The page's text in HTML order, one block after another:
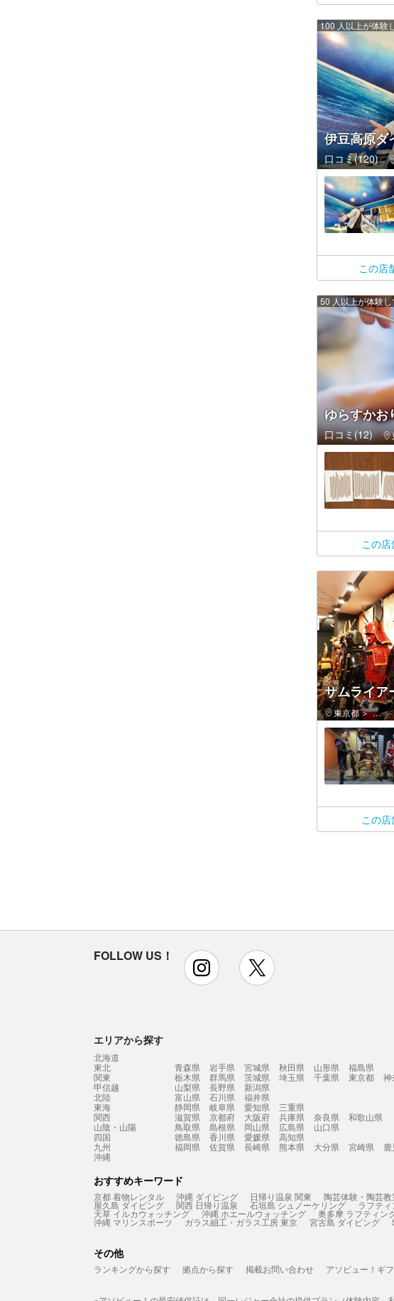
伊豆高原ダ
口コミ(120)
100 人以上が体験
この店
ゆらすかお
口コミ(12)
50 人以上が体験し
この
サムライア
東京都 渋谷
この
FOLLOW US！ instagram
エリアから探す
北海道
東北
青森県 岩手県 宮城県 秋田県 山形県
福島県
関東
栃木県 群馬県 茨城県 埼玉県 千葉県 東京都
神
甲信越
山梨県 長野県
新潟県
北陸
富山県 石川県
福井県
東海
静岡県 岐阜県 愛知県
三重県
関西
滋賀県 京都府 大阪府 兵庫県 奈良県
和歌山県
山陰・山陽
鳥取県 島根県 岡山県 広島県
山口県
四国
徳島県 香川県 愛媛県
高知県
九州
福岡県 佐賀県 長崎県 熊本県 大分県 宮崎県
沖縄
おすすめキーワード
京都 着物レンタル 沖縄 ダイビング 日帰り温泉 関東 陶芸体験・陶芸
屋久島 ダイビング 関西 日帰り温泉 石垣島 シュノーケリング ラフテ
天草 イルカウォッチング 沖縄 ホエールウォッチング 奥多摩 ラフティン
沖縄 マリンスポーツ ガラス細工・ガラス工房 東京 宮古島 ダイビング
その他
ランキングから探す 拠点から探す 掲載お問い合わせ アソビュー！ギ